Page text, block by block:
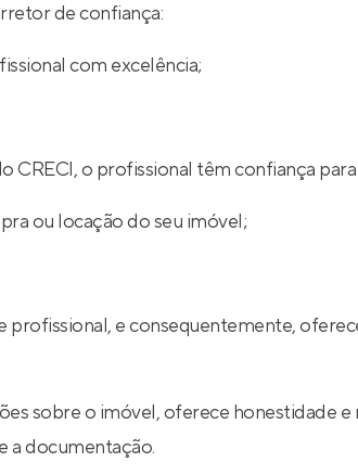
de confiança:
com excelência;
o profissional têm confiança
ou locação do seu imóvel;
e consequentemente,
sobre o imóvel, oferece honestidade
a documentação.